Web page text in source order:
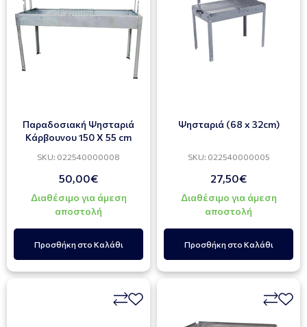
Παραδοσιακή Ψησταριά
Κάρβουνου 150 X 55 cm
SKU: 022540000008
50,00€
Διαθέσιμο για άμεση
αποστολή
Προσθήκη στο Καλάθι
Ψησταριά (68 x 32cm)
SKU: 022540000005
27,50€
Διαθέσιμο για άμεση
αποστολή
Προσθήκη στο Καλάθι